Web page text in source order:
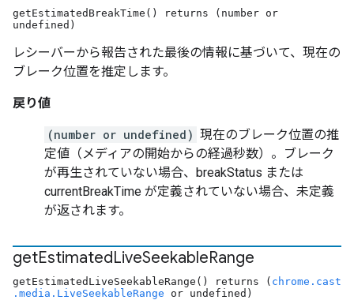
getEstimatedBreakTime() returns (number or
undefined)
レシーバーから報告された最後の情報に基づいて、現在の
ブレーク位置を推定します。
戻り値
(number or undefined) 現在のブレーク位置の推
定値（メディアの開始からの経過秒数）。ブレーク
が再生されていない場合、breakStatus または
currentBreakTime が定義されていない場合、未定義
が返されます。
getEstimatedLiveSeekableRange
getEstimatedLiveSeekableRange() returns ( chrome.cast
.media.LiveSeekableRange or undefined)